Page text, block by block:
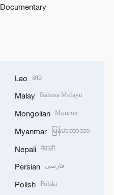
Documentary
Lao ລາວ
Malay Bahasa Melayu
Mongolian Монгол
Myanmar မြန်မာဘာသာ
Nepali नेपाली
Persian فارسی
Polish Polski